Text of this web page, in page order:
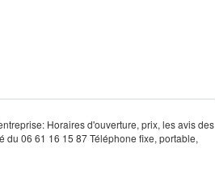
Horaires d'ouverture, prix, les avis des
06 61 16 15 87 Téléphone fixe, portable,